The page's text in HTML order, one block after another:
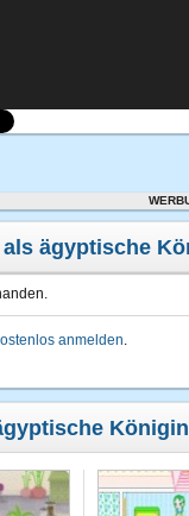
ägyptische
anmelden.